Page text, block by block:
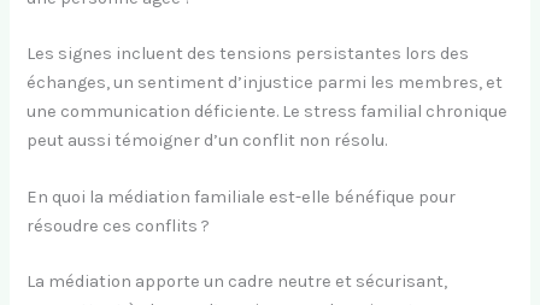
Les signes incluent des tensions persistantes lors des
échanges, un sentiment d’injustice parmi les membres, et
une communication déficiente. Le stress familial chronique
peut aussi témoigner d’un conflit non résolu.
En quoi la médiation familiale est-elle bénéfique pour
résoudre ces conflits ?
La médiation apporte un cadre neutre et sécurisant,